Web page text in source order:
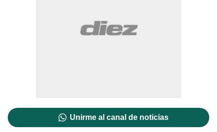
Unirme al canal de noticias